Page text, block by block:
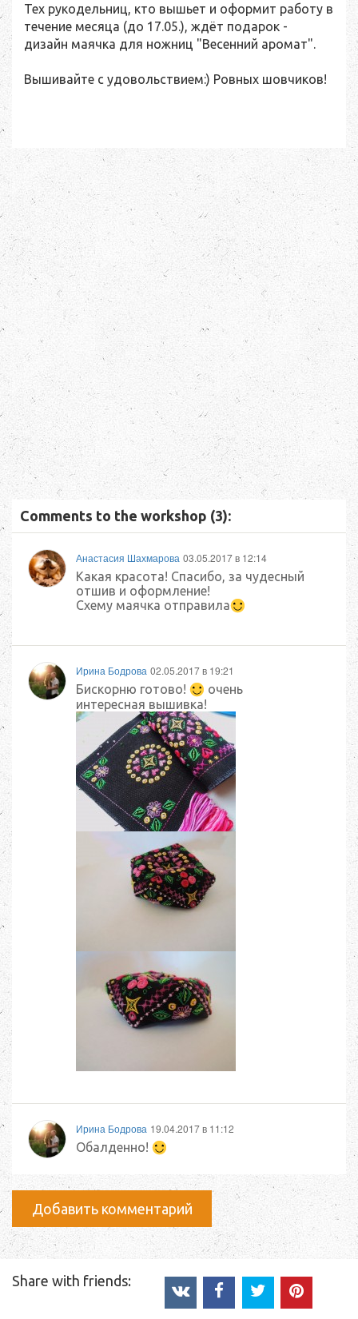
Тех рукодельниц, кто вышьет и оформит работу в
течение месяца (до 17.05.), ждёт подарок -
дизайн маячка для ножниц "Весенний аромат".
Вышивайте с удовольствием:) Ровных шовчиков!
Comments to the workshop (3):
Анастасия Шахмарова 03.05.2017 в 12:14
Какая красота! Спасибо, за чудесный
отшив и оформление!
Схему маячка отправила
Ирина Бодрова 02.05.2017 в 19:21
Бискорню готово!
очень
интересная вышивка!
Ирина Бодрова 19.04.2017 в 11:12
Обалденно!
Добавить комментарий
Share with friends: